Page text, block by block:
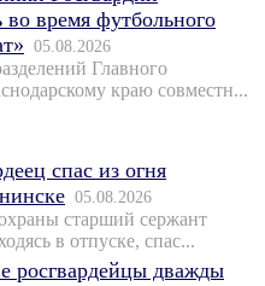
во время футбольного
05.08.2026
Главного
краю совместн...
спас из огня
05.08.2026
старший сержант
в отпуске, спас...
росгвардейцы дважды